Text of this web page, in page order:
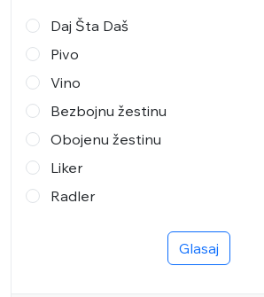
Daj Šta Daš
Pivo
Vino
Bezbojnu žestinu
Obojenu žestinu
Liker
Radler
Glasaj